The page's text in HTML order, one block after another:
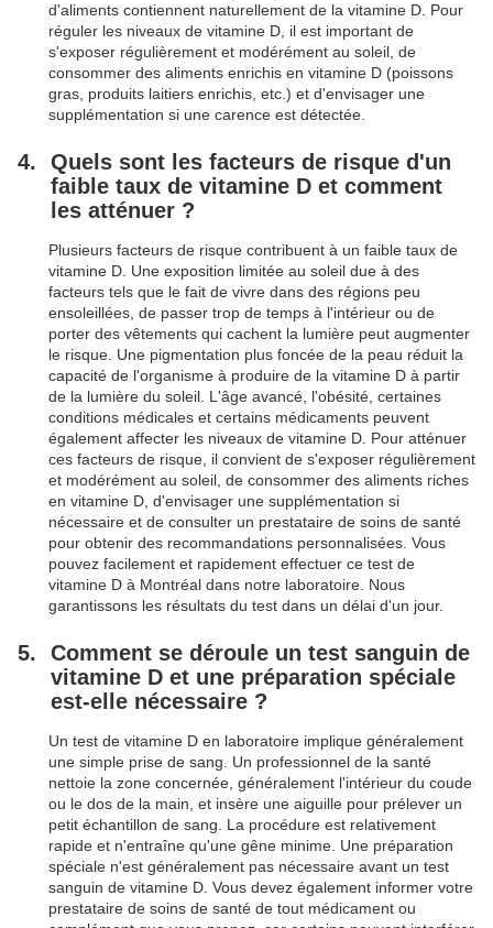
d'aliments contiennent naturellement de la vitamine D. Pour
réguler les niveaux de vitamine D, il est important de
s'exposer régulièrement et modérément au soleil, de
consommer des aliments enrichis en vitamine D (poissons
gras, produits laitiers enrichis, etc.) et d'envisager une
supplémentation si une carence est détectée.
Quels sont les facteurs de risque d'un
faible taux de vitamine D et comment
les atténuer ?
Plusieurs facteurs de risque contribuent à un faible taux de
vitamine D. Une exposition limitée au soleil due à des
facteurs tels que le fait de vivre dans des régions peu
ensoleillées, de passer trop de temps à l'intérieur ou de
porter des vêtements qui cachent la lumière peut augmenter
le risque. Une pigmentation plus foncée de la peau réduit la
capacité de l'organisme à produire de la vitamine D à partir
de la lumière du soleil. L'âge avancé, l'obésité, certaines
conditions médicales et certains médicaments peuvent
également affecter les niveaux de vitamine D. Pour atténuer
ces facteurs de risque, il convient de s'exposer régulièrement
et modérément au soleil, de consommer des aliments riches
en vitamine D, d'envisager une supplémentation si
nécessaire et de consulter un prestataire de soins de santé
pour obtenir des recommandations personnalisées. Vous
pouvez facilement et rapidement effectuer ce test de
vitamine D à Montréal dans notre laboratoire. Nous
garantissons les résultats du test dans un délai d'un jour.
Comment se déroule un test sanguin de
vitamine D et une préparation spéciale
est-elle nécessaire ?
Un test de vitamine D en laboratoire implique généralement
une simple prise de sang. Un professionnel de la santé
nettoie la zone concernée, généralement l'intérieur du coude
ou le dos de la main, et insère une aiguille pour prélever un
petit échantillon de sang. La procédure est relativement
rapide et n'entraîne qu'une gêne minime. Une préparation
spéciale n'est généralement pas nécessaire avant un test
sanguin de vitamine D. Vous devez également informer votre
prestataire de soins de santé de tout médicament ou